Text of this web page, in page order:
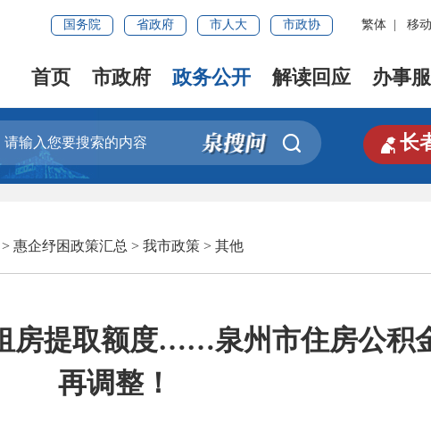
国务院 省政府 市人大 市政协 繁体 移
首页 市政府 政务公开 解读回应 办事
 长
> 惠企纾困政策汇总 > 我市政策 > 其他
房提取额度……泉州市住房公积
再调整！